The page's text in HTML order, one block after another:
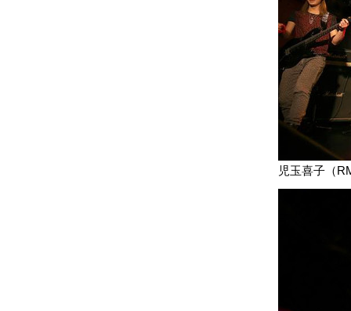
児玉喜子（